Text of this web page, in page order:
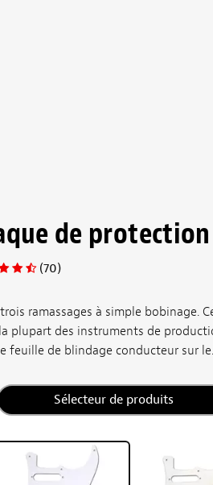
de
(70)
ramassages à simple bobinage.
plupart des instruments de
feuille de blindage conducteur sur
Sélecteur de produits